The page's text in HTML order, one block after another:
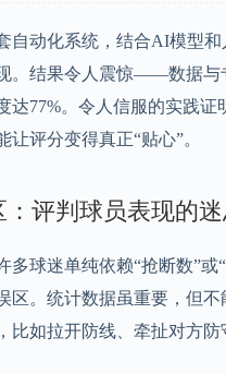
自动化系统，结合AI模型
。结果令人震惊——数据与
达77%。令人信服的实践证
让评分变得真正“贴心”。
：评判球员表现的
多球迷单纯依赖“抢断数”或
区。统计数据虽重要，但
比如拉开防线、牵扯对方